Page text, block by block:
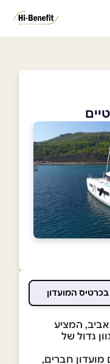
המציע
גדול של
מועדון חברים,